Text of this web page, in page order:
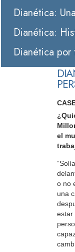
Dianética:
Dianética:
Dianética
el
o no
una
estar